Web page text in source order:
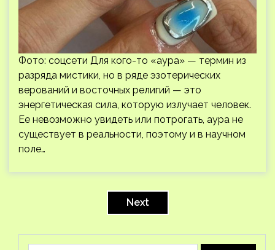
Фото: соцсети Для кого-то «аура» — термин из
разряда мистики, но в ряде эзотерических
верований и восточных религий — это
энергетическая сила, которую излучает человек.
Ее невозможно увидеть или потрогать, аура не
существует в реальности, поэтому и в научном
поле…
Next